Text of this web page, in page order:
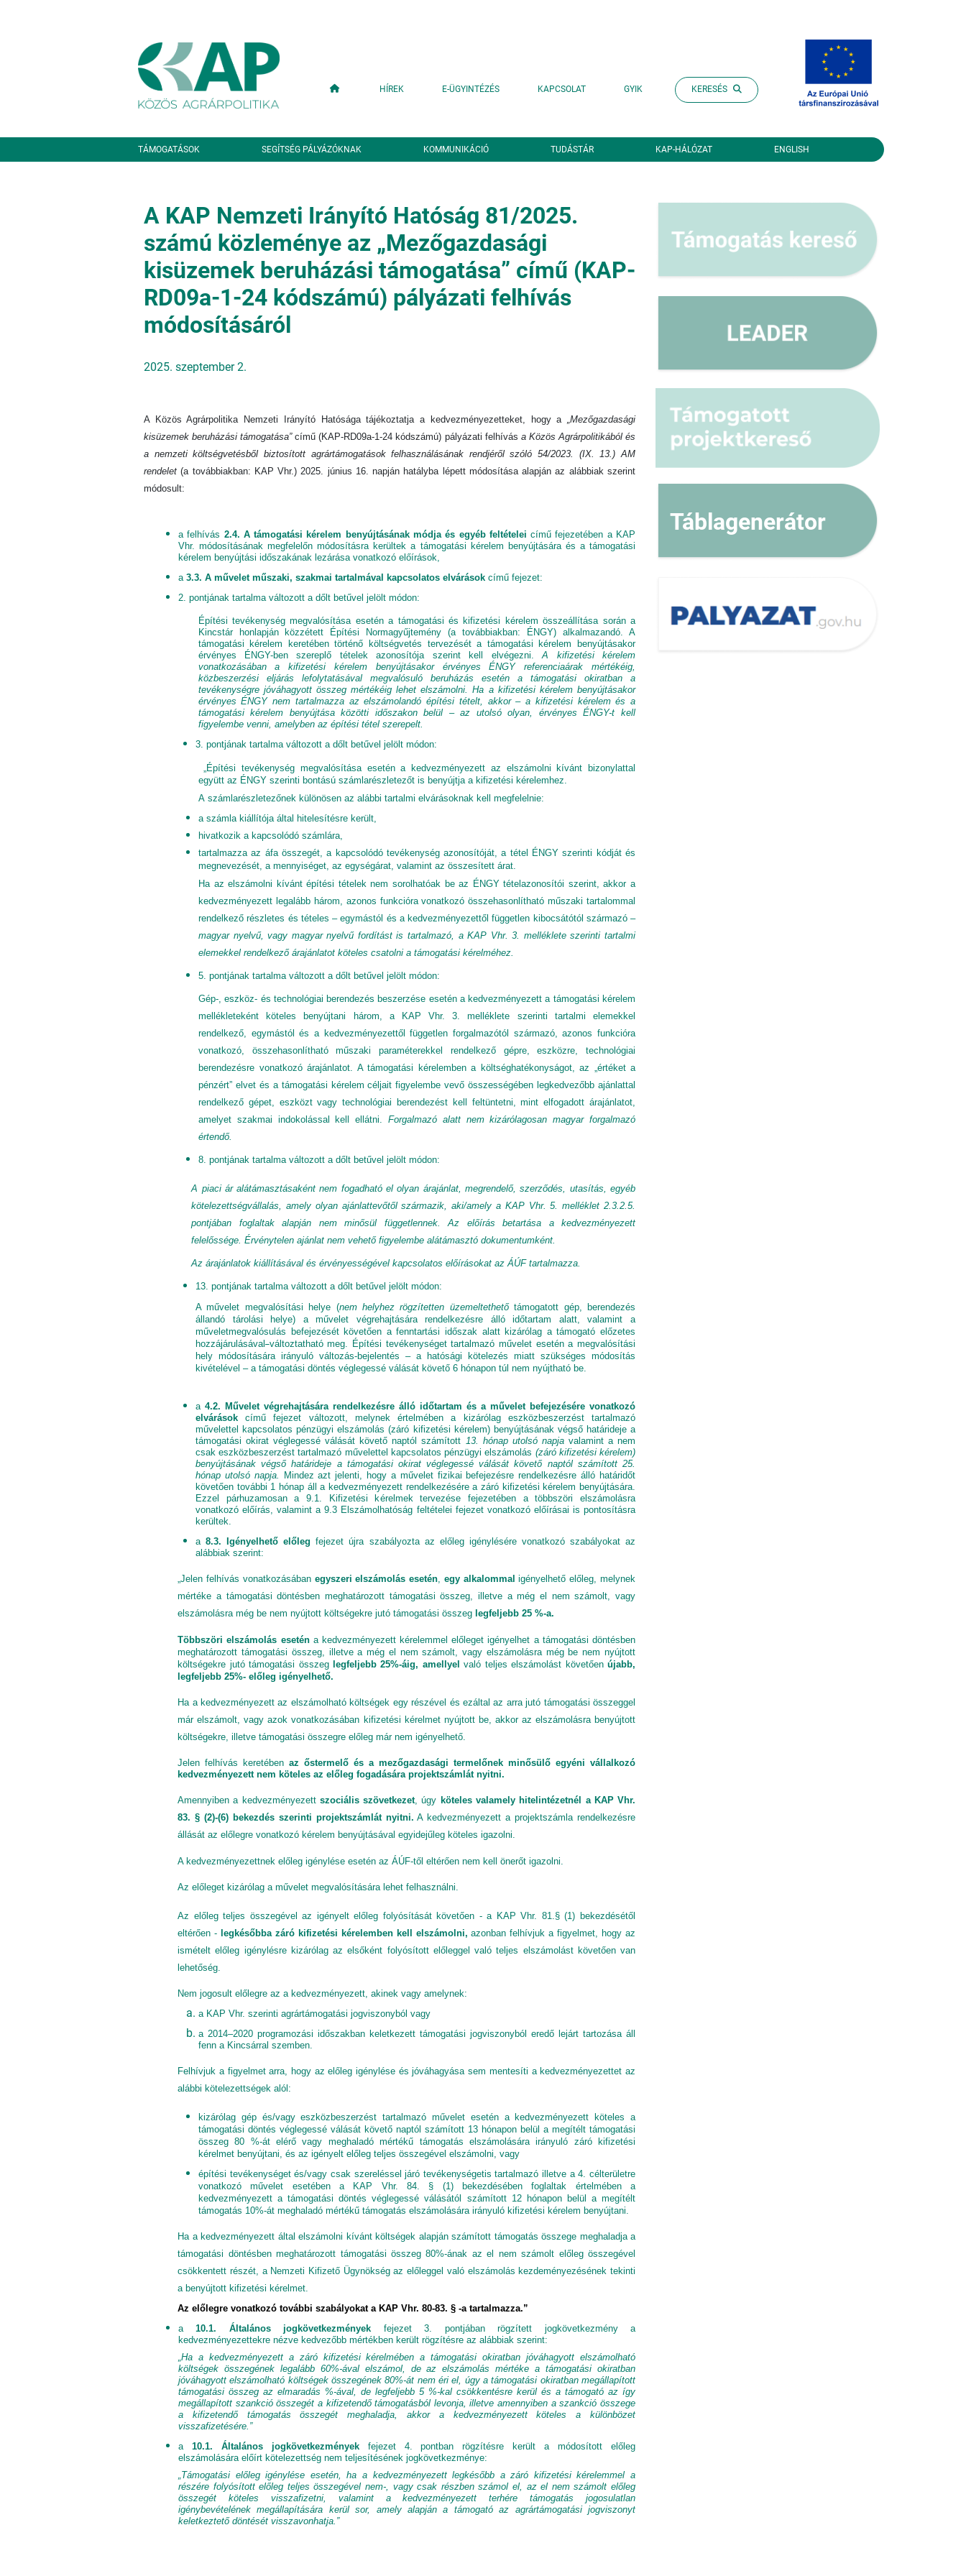
Fő navigáció
HÍREK E-ÜGYINTÉZÉS KAPCSOLAT GYIK KERESÉS
Másodlagos navigáció
TÁMOGATÁSOK SEGÍTSÉG PÁLYÁZÓKNAK KOMMUNIKÁCIÓ TUDÁSTÁR KAP-HÁLÓZAT ENGLISH
A KAP Nemzeti Irányító Hatóság 81/2025.
számú közleménye az „Mezőgazdasági
kisüzemek beruházási támogatása” című (KAP-
RD09a-1-24 kódszámú) pályázati felhívás
módosításáról
2025. szeptember 2.
A Közös Agrárpolitika Nemzeti Irányító Hatósága tájékoztatja a kedvezményezetteket, hogy a „Mezőgazdasági
kisüzemek beruházási támogatása”című (KAP-RD09a-1-24 kódszámú) pályázati felhívás a Közös Agrárpolitikából és
a nemzeti költségvetésből biztosított agrártámogatások felhasználásának rendjéről szóló 54/2023. (IX. 13.) AM
rendelet (a továbbiakban: KAP Vhr.) 2025. június 16. napján hatályba lépett módosítása alapján az alábbiak szerint
módosult:
a felhívás 2.4. A támogatási kérelem benyújtásának módja és egyéb feltételei című fejezetében a KAP
Vhr. módosításának megfelelőn módosításra kerültek a támogatási kérelem benyújtására és a támogatási
kérelem benyújtási időszakának lezárása vonatkozó előírások,
a 3.3. A művelet műszaki, szakmai tartalmával kapcsolatos elvárások című fejezet:
2. pontjának tartalma változott a dőlt betűvel jelölt módon:
Építési tevékenység megvalósítása esetén a támogatási és kifizetési kérelem összeállítása során a
Kincstár honlapján közzétett Építési Normagyűjtemény (a továbbiakban: ÉNGY) alkalmazandó. A
támogatási kérelem keretében történő költségvetés tervezését a támogatási kérelem benyújtásakor
érvényes ÉNGY-ben szereplő tételek azonosítója szerint kell elvégezni.A kifizetési kérelem
vonatkozásában a kifizetési kérelem benyújtásakor érvényes ÉNGY referenciaárak mértékéig,
közbeszerzési eljárás lefolytatásával megvalósuló beruházás esetén a támogatási okiratban a
tevékenységre jóváhagyott összeg mértékéig lehet elszámolni. Ha a kifizetési kérelem benyújtásakor
érvényes ÉNGY nem tartalmazza az elszámolandó építési tételt, akkor – a kifizetési kérelem és a
támogatási kérelem benyújtása közötti időszakon belül – az utolsó olyan, érvényes ÉNGY-t kell
figyelembe venni, amelyben az építési tétel szerepelt.
3. pontjának tartalma változott a dőlt betűvel jelölt módon:
„Építési tevékenység megvalósítása esetén a kedvezményezett az elszámolni kívánt bizonylattal
együtt az ÉNGY szerinti bontású számlarészletezőt is benyújtja a kifizetési kérelemhez.
A számlarészletezőnek különösen az alábbi tartalmi elvárásoknak kell megfelelnie:
a számla kiállítója által hitelesítésre került,
hivatkozik a kapcsolódó számlára,
tartalmazza az áfa összegét, a kapcsolódó tevékenység azonosítóját, a tétel ÉNGY szerinti kódját és
megnevezését, a mennyiséget, az egységárat, valamint az összesített árat.
Ha az elszámolni kívánt építési tételek nem sorolhatóak be az ÉNGY tételazonosítói szerint, akkor a
kedvezményezett legalább három, azonos funkcióra vonatkozó összehasonlítható műszaki tartalommal
rendelkező részletes és tételes – egymástól és a kedvezményezettől független kibocsátótól származó –
magyar nyelvű, vagy magyar nyelvű fordítást is tartalmazó, a KAP Vhr. 3. melléklete szerinti tartalmi
elemekkel rendelkező árajánlatot köteles csatolni a támogatási kérelméhez.
5. pontjának tartalma változott a dőlt betűvel jelölt módon:
Gép-, eszköz- és technológiai berendezés beszerzése esetén a kedvezményezett a támogatási kérelem
mellékleteként köteles benyújtani három, a KAP Vhr. 3. melléklete szerinti tartalmi elemekkel
rendelkező, egymástól és a kedvezményezettől független forgalmazótól származó, azonos funkcióra
vonatkozó, összehasonlítható műszaki paraméterekkel rendelkező gépre, eszközre, technológiai
berendezésre vonatkozó árajánlatot. A támogatási kérelemben a költséghatékonyságot, az „értéket a
pénzért” elvet és a támogatási kérelem céljait figyelembe vevő összességében legkedvezőbb ajánlattal
rendelkező gépet, eszközt vagy technológiai berendezést kell feltüntetni, mint elfogadott árajánlatot,
amelyet szakmai indokolással kell ellátni. Forgalmazó alatt nem kizárólagosan magyar forgalmazó
értendő.
8. pontjának tartalma változott a dőlt betűvel jelölt módon:
A piaci ár alátámasztásaként nem fogadható el olyan árajánlat, megrendelő, szerződés, utasítás, egyéb
kötelezettségvállalás, amely olyan ajánlattevőtől származik, aki/amely a KAP Vhr. 5. melléklet 2.3.2.5.
pontjában foglaltak alapján nem minősül függetlennek. Az előírás betartása a kedvezményezett
felelőssége. Érvénytelen ajánlat nem vehető figyelembe alátámasztó dokumentumként.
Az árajánlatok kiállításával és érvényességével kapcsolatos előírásokat az ÁÚF tartalmazza.
13. pontjának tartalma változott a dőlt betűvel jelölt módon:
A művelet megvalósítási helye (nem helyhez rögzítetten üzemeltethetőtámogatott gép, berendezés
állandó tárolási helye) a művelet végrehajtására rendelkezésre álló időtartam alatt, valamint a
műveletmegvalósulás befejezését követően a fenntartási időszak alatt kizárólag a támogató előzetes
hozzájárulásával változtatható meg. Építési tevékenységet tartalmazó művelet esetén a megvalósítási
hely módosítására irányuló változás-bejelentés – a hatósági kötelezés miatt szükséges módosítás
kivételével – a támogatási döntés véglegessé válását követő 6 hónapon túl nem nyújtható be.
a 4.2. Művelet végrehajtására rendelkezésre álló időtartam és a művelet befejezésére vonatkozó
elvárások című fejezet változott, melynek értelmében a kizárólag eszközbeszerzést tartalmazó
művelettel kapcsolatos pénzügyi elszámolás (záró kifizetési kérelem) benyújtásának végső határideje a
támogatási okirat véglegessé válását követő naptól számított 13. hónap utolsó napjavalamint a nem
csak eszközbeszerzést tartalmazó művelettel kapcsolatos pénzügyi elszámolás (záró kifizetési kérelem)
benyújtásának végső határideje a támogatási okirat véglegessé válását követő naptól számított 25.
hónap utolsó napja.
Mindez azt jelenti, hogy a művelet fizikai befejezésre rendelkezésre álló határidőt
követően további 1 hónap áll a kedvezményezett rendelkezésére a záró kifizetési kérelem benyújtására.
Ezzel párhuzamosan a 9.1. Kifizetési kérelmek tervezése fejezetében a többszöri elszámolásra
vonatkozó előírás, valamint a 9.3 Elszámolhatóság feltételei fejezet vonatkozó előírásai is pontosításra
kerültek.
a8.3. Igényelhető előleg fejezet újra szabályozta az előleg igénylésére vonatkozó szabályokat az
alábbiak szerint:
„Jelen felhívás vonatkozásában egyszeri elszámolás esetén, egy alkalommal igényelhető előleg, melynek
mértéke a támogatási döntésben meghatározott támogatási összeg, illetve a még el nem számolt, vagy
elszámolásra még be nem nyújtott költségekre jutó támogatási összeg legfeljebb 25 %-a.
Többszöri elszámolás eseténa kedvezményezett kérelemmel előleget igényelhet a támogatási döntésben
meghatározott támogatási összeg, illetve a még el nem számolt, vagy elszámolásra még be nem nyújtott
költségekre jutó támogatási összeg legfeljebb 25%-áig, amellyelvaló teljes elszámolást követően újabb,
legfeljebb 25%- előleg igényelhető.
Ha a kedvezményezett az elszámolható költségek egy részével és ezáltal az arra jutó támogatási összeggel
már elszámolt, vagy azok vonatkozásában kifizetési kérelmet nyújtott be, akkor az elszámolásra benyújtott
költségekre, illetve támogatási összegre előleg már nem igényelhető.
Jelen felhívás keretébenaz őstermelő és a mezőgazdasági termelőnek minősülő egyéni vállalkozó
kedvezményezett nem köteles az előleg fogadására projektszámlát nyitni.
Amennyiben a kedvezményezett szociális szövetkezet, úgy köteles valamely hitelintézetnél a KAP Vhr.
83. § (2)-(6) bekezdés szerinti projektszámlát nyitni. A kedvezményezett a projektszámla rendelkezésre
állását az előlegre vonatkozó kérelem benyújtásával egyidejűleg köteles igazolni.
A kedvezményezettnek előleg igénylése esetén az ÁÚF-től eltérően nem kell önerőt igazolni.
Az előleget kizárólag a művelet megvalósítására lehet felhasználni.
Az előleg teljes összegével az igényelt előleg folyósítását követően - a KAP Vhr. 81.§ (1) bekezdésétől
eltérően - legkésőbba záró kifizetési kérelemben kell elszámolni,azonban felhívjuk a figyelmet, hogy az
ismételt előleg igénylésre kizárólag az elsőként folyósított előleggel való teljes elszámolást követően van
lehetőség.
Nem jogosult előlegre az a kedvezményezett, akinek vagy amelynek:
a KAP Vhr. szerinti agrártámogatási jogviszonyból vagy
a 2014–2020 programozási időszakban keletkezett támogatási jogviszonyból eredő lejárt tartozása áll
fenn a Kincsárral szemben.
Felhívjuk a figyelmet arra, hogy az előleg igénylése és jóváhagyása sem mentesíti a kedvezményezettet az
alábbi kötelezettségek alól:
kizárólag gép és/vagy eszközbeszerzést tartalmazó művelet esetén a kedvezményezett köteles a
támogatási döntés véglegessé válását követő naptól számított 13 hónapon belül a megítélt támogatási
összeg 80 %-át elérő vagy meghaladó mértékű támogatás elszámolására irányuló záró kifizetési
kérelmet benyújtani, és az igényelt előleg teljes összegével elszámolni, vagy
építési tevékenységet és/vagy csak szereléssel járó tevékenységetis tartalmazó illetve a 4. célterületre
vonatkozó művelet esetében a KAP Vhr. 84. § (1) bekezdésében foglaltak értelmében a
kedvezményezett a támogatási döntés véglegessé válásától számított 12 hónapon belül a megítélt
támogatás 10%-át meghaladó mértékű támogatás elszámolására irányuló kifizetési kérelem benyújtani.
Ha a kedvezményezett által elszámolni kívánt költségek alapján számított támogatás összege meghaladja a
támogatási döntésben meghatározott támogatási összeg 80%-ának az el nem számolt előleg összegével
csökkentett részét, a Nemzeti Kifizető Ügynökség az előleggel való elszámolás kezdeményezésének tekinti
a benyújtott kifizetési kérelmet.
Az előlegre vonatkozó további szabályokat a KAP Vhr. 80-83. § -a tartalmazza.”
a10.1. Általános jogkövetkezmények fejezet 3. pontjában rögzített jogkövetkezmény a
kedvezményezettekre nézve kedvezőbb mértékben került rögzítésre az alábbiak szerint:
„Ha a kedvezményezett a záró kifizetési kérelmében a támogatási okiratban jóváhagyott elszámolható
költségek összegének legalább 60%-ával elszámol, de az elszámolás mértéke a támogatási okiratban
jóváhagyott elszámolható költségek összegének 80%-át nem éri el, úgy a támogatási okiratban megállapított
támogatási összeg az elmaradás %-ával, de legfeljebb 5 %-kal csökkentésre kerül és a támogató az így
megállapított szankció összegét a kifizetendő támogatásból levonja, illetve amennyiben a szankció összege
a kifizetendő támogatás összegét meghaladja, akkor a kedvezményezett köteles a különbözet
visszafizetésére.”
a 10.1. Általános jogkövetkezményekfejezet 4. pontban rögzítésre került a módosított előleg
elszámolására előírt kötelezettség nem teljesítésének jogkövetkezménye:
„Támogatási előleg igénylése esetén, ha a kedvezményezett legkésőbb a záró kifizetési kérelemmel a
részére folyósított előleg teljes összegével nem-, vagy csak részben számol el, az el nem számolt előleg
összegét köteles visszafizetni, valamint a kedvezményezett terhére támogatás jogosulatlan
igénybevételének megállapítására kerül sor, amely alapján a támogató az agrártámogatási jogviszonyt
keletkeztető döntését visszavonhatja.”
Táblagenerátor